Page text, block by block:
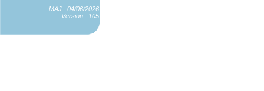
MAJ : 04/06/2026
Version : 105